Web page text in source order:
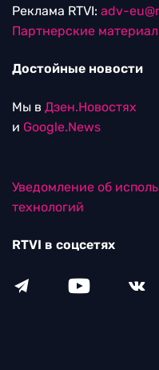
Реклама RTVI: adv-
Партнерские
Достойные новости
Мы в Дзен.Новостях
и Google.News
Уведомление об
технологий
RTVI в соцсетях